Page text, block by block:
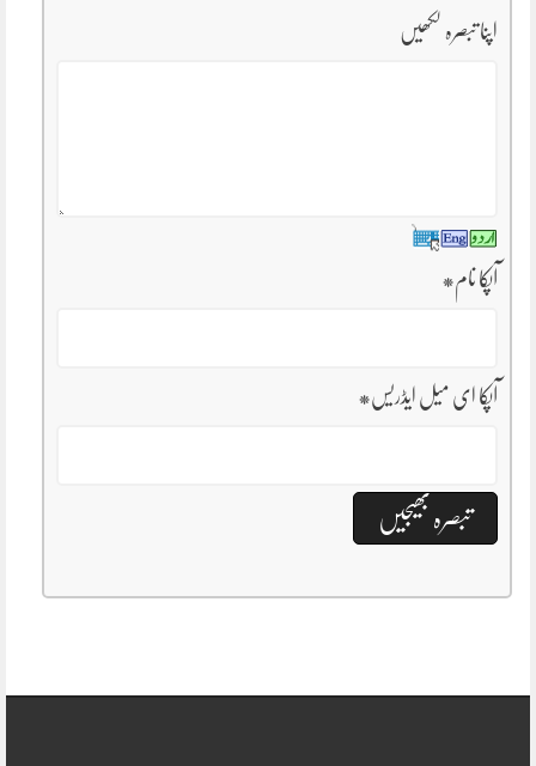
اپنا تبصرہ لکھیں
آپکا نام*
آپکا ای میل ایڈریس*